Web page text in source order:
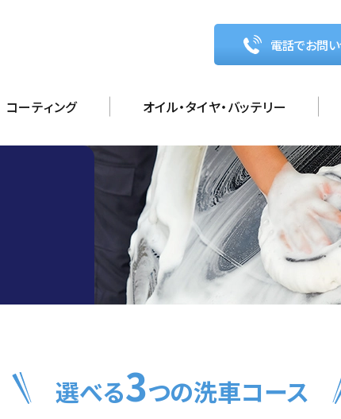
電話でお問
コーティング オイル・タイヤ・バッテリー
選べる3つの洗車コース